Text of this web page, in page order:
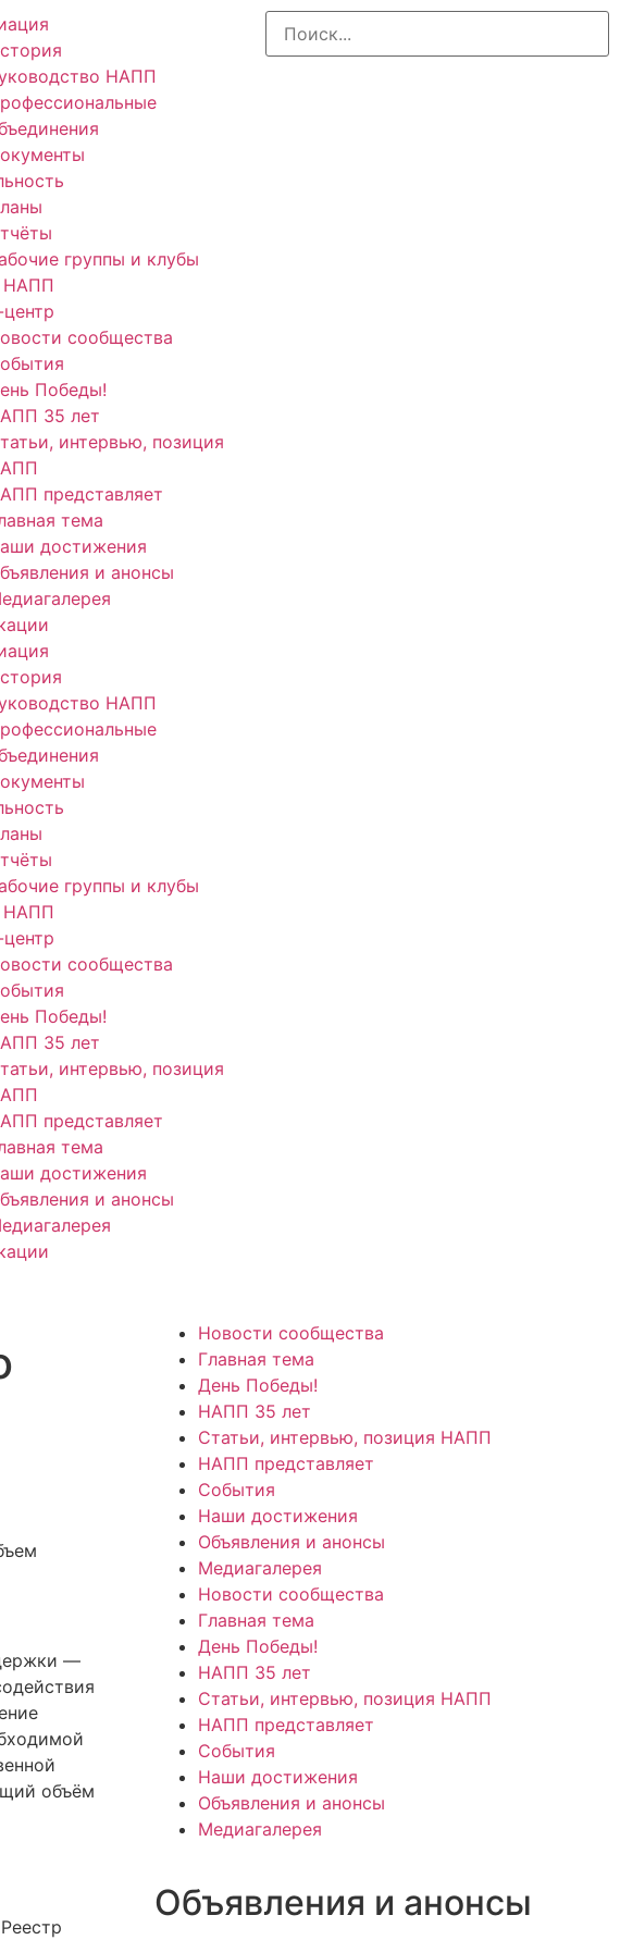
НАПП
группы и клубы
НАПП
сообщества
Победы!
35 лет
интервью, позиция
представляет
тема
достижения
и анонсы
НАПП
группы и клубы
НАПП
сообщества
Победы!
35 лет
интервью, позиция
представляет
тема
достижения
и анонсы
—
объём
Новости сообщества
Главная тема
День Победы!
НАПП 35 лет
Статьи, интервью, позиция НАПП
НАПП представляет
События
Наши достижения
Объявления и анонсы
Медиагалерея
Новости сообщества
Главная тема
День Победы!
НАПП 35 лет
Статьи, интервью, позиция НАПП
НАПП представляет
События
Наши достижения
Объявления и анонсы
Медиагалерея
Объявления и анонсы